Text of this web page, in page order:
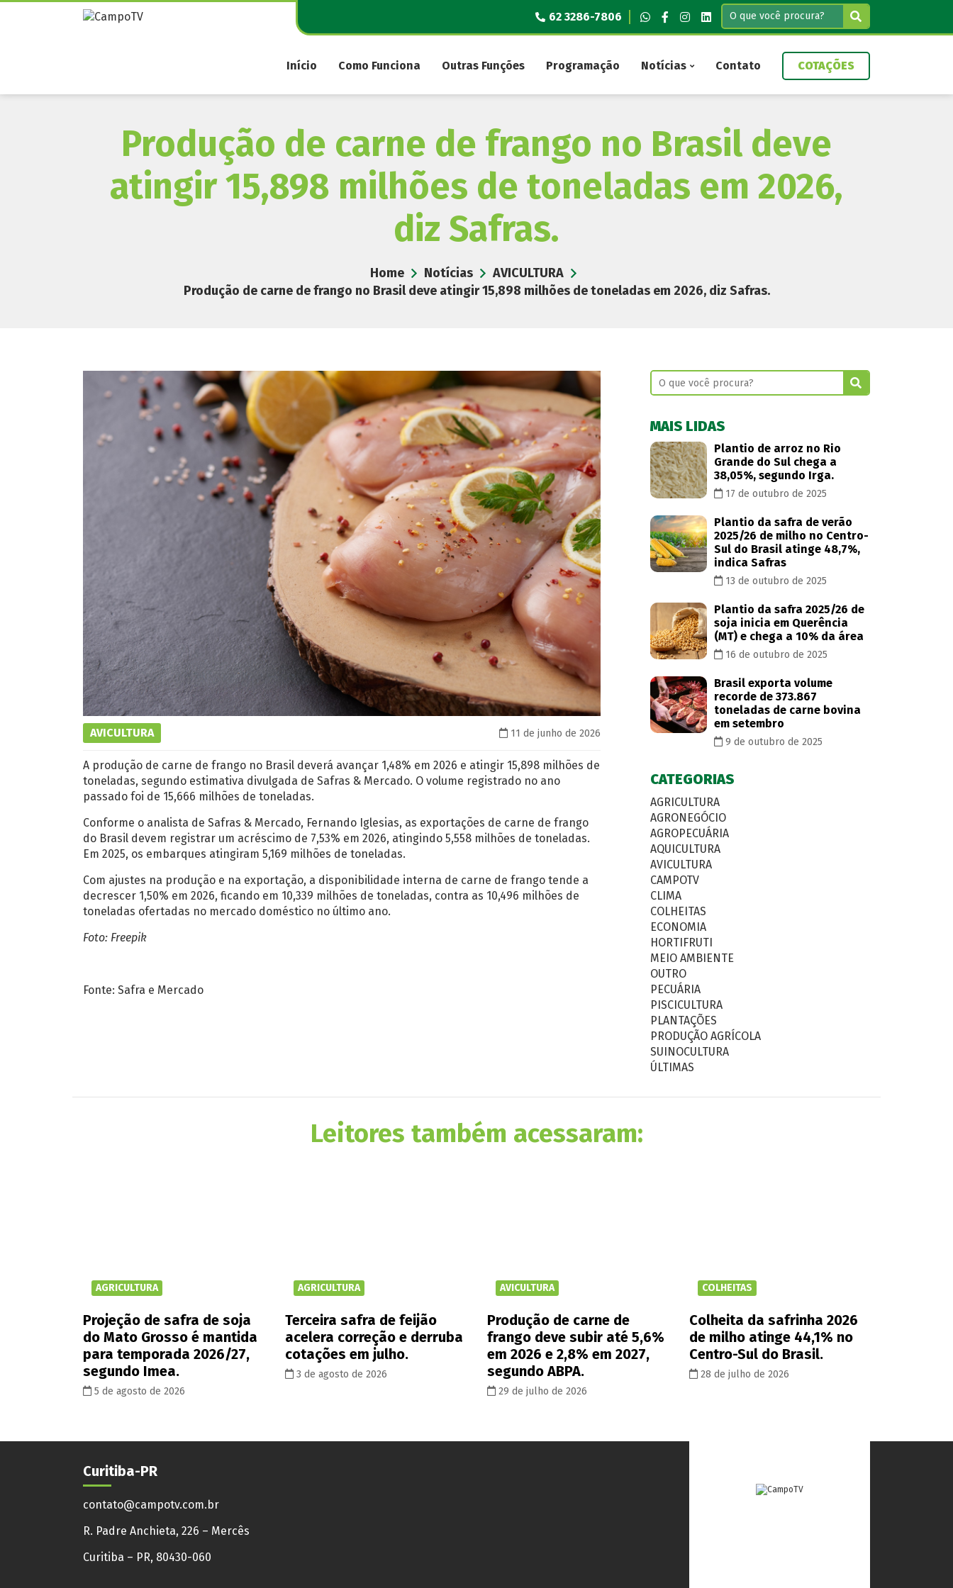
Pular
62 3286-7806
Início Como Funciona Outras Funções Programação Notícias Contato COTAÇÕES
Produção de carne de frango no Brasil deve
atingir 15,898 milhões de toneladas em 2026,
diz Safras.
Home Notícias
AVICULTURA
Produção de carne de frango no Brasil deve atingir 15,898 milhões de toneladas em 2026, diz Safras.
AVICULTURA 11 de junho de 2026
A produção de carne de frango no Brasil deverá avançar 1,48% em 2026 e atingir 15,898 milhões de
toneladas, segundo estimativa divulgada de Safras & Mercado. O volume registrado no ano
passado foi de 15,666 milhões de toneladas.
Conforme o analista de Safras & Mercado, Fernando Iglesias, as exportações de carne de frango
do Brasil devem registrar um acréscimo de 7,53% em 2026, atingindo 5,558 milhões de toneladas.
Em 2025, os embarques atingiram 5,169 milhões de toneladas.
Com ajustes na produção e na exportação, a disponibilidade interna de carne de frango tende a
decrescer 1,50% em 2026, ficando em 10,339 milhões de toneladas, contra as 10,496 milhões de
toneladas ofertadas no mercado doméstico no último ano.
Foto: Freepik
Fonte: Safra e Mercado
MAIS LIDAS
Plantio de arroz no Rio
Grande do Sul chega a
38,05%, segundo Irga.
17 de outubro de 2025
Plantio da safra de verão
2025/26 de milho no Centro-
Sul do Brasil atinge 48,7%,
indica Safras
13 de outubro de 2025
Plantio da safra 2025/26 de
soja inicia em Querência
(MT) e chega a 10% da área
16 de outubro de 2025
Brasil exporta volume
recorde de 373.867
toneladas de carne bovina
em setembro
9 de outubro de 2025
CATEGORIAS
AGRICULTURA
AGRONEGÓCIO
AGROPECUÁRIA
AQUICULTURA
AVICULTURA
CAMPOTV
CLIMA
COLHEITAS
ECONOMIA
HORTIFRUTI
MEIO AMBIENTE
OUTRO
PECUÁRIA
PISCICULTURA
PLANTAÇÕES
PRODUÇÃO AGRÍCOLA
SUINOCULTURA
ÚLTIMAS
Leitores também acessaram:
AGRICULTURA
Projeção de safra de soja
do Mato Grosso é mantida
para temporada 2026/27,
segundo Imea.
5 de agosto de 2026
AGRICULTURA
Terceira safra de feijão
acelera correção e derruba
cotações em julho.
3 de agosto de 2026
AVICULTURA
Produção de carne de
frango deve subir até 5,6%
em 2026 e 2,8% em 2027,
segundo ABPA.
29 de julho de 2026
COLHEITAS
Colheita da safrinha 2026
de milho atinge 44,1% no
Centro-Sul do Brasil.
28 de julho de 2026
Curitiba-PR
contato@campotv.com.br
R. Padre Anchieta, 226 – Mercês
Curitiba – PR, 80430-060